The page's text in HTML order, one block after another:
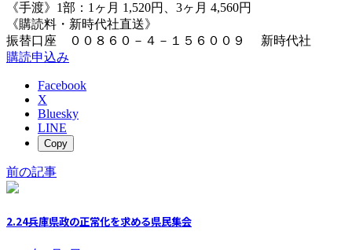
《手渡》1部：1ヶ月 1,520円、3ヶ月 4,560円
《購読料・新時代社直送》
振替口座 ００８６０－４－１５６００９ 新時代社
購読申込み
Facebook
X
Bluesky
LINE
Copy
前の記事
2.24兵庫県政の正常化を求める県民集会